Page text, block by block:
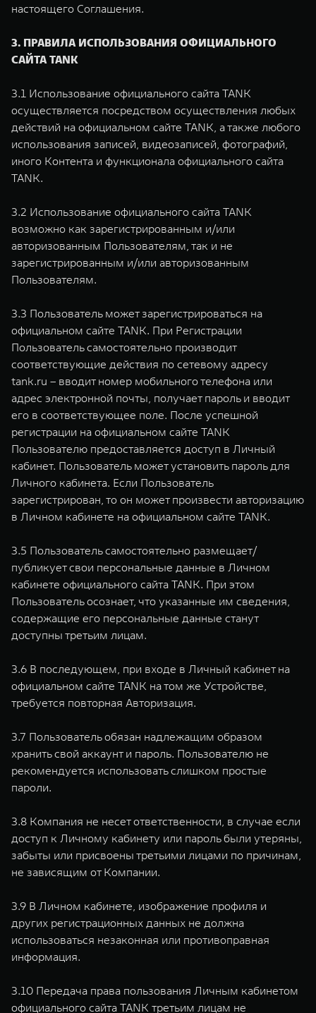
настоящего Соглашения.
3. ПРАВИЛА ИСПОЛЬЗОВАНИЯ ОФИЦИАЛЬНОГО
САЙТА TANK
3.1 Использование официального сайта TANK
осуществляется посредством осуществления любых
действий на официальном сайте TANK, а также любого
использования записей, видеозаписей, фотографий,
иного Контента и функционала официального сайта
TANK.
3.2 Использование официального сайта TANK
возможно как зарегистрированным и/или
авторизованным Пользователям, так и не
зарегистрированным и/или авторизованным
Пользователям.
3.3 Пользователь может зарегистрироваться на
официальном сайте TANK. При Регистрации
Пользователь самостоятельно производит
соответствующие действия по сетевому адресу
tank.ru – вводит номер мобильного телефона или
адрес электронной почты, получает пароль и вводит
его в соответствующее поле. После успешной
регистрации на официальном сайте TANK
Пользователю предоставляется доступ в Личный
кабинет. Пользователь может установить пароль для
Личного кабинета. Если Пользователь
зарегистрирован, то он может произвести авторизацию
в Личном кабинете на официальном сайте TANK.
3.5 Пользователь самостоятельно размещает/
публикует свои персональные данные в Личном
кабинете официального сайта TANK. При этом
Пользователь осознает, что указанные им сведения,
содержащие его персональные данные станут
доступны третьим лицам.
3.6 В последующем, при входе в Личный кабинет на
официальном сайте TANK на том же Устройстве,
требуется повторная Авторизация.
3.7 Пользователь обязан надлежащим образом
хранить свой аккаунт и пароль. Пользователю не
рекомендуется использовать слишком простые
пароли.
3.8 Компания не несет ответственности, в случае если
доступ к Личному кабинету или пароль были утеряны,
забыты или присвоены третьими лицами по причинам,
не зависящим от Компании.
3.9 В Личном кабинете, изображение профиля и
других регистрационных данных не должна
использоваться незаконная или противоправная
информация.
3.10 Передача права пользования Личным кабинетом
официального сайта TANK третьим лицам не